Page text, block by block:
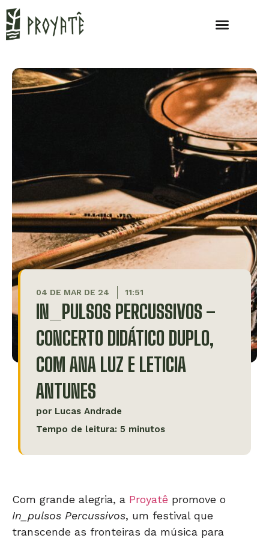
04 DE MAR DE 24 11:51
IN_PULSOS PERCUSSIVOS –
CONCERTO DIDÁTICO DUPLO,
COM ANA LUZ E LETICIA
ANTUNES
por Lucas Andrade
Tempo de leitura: 5 minutos
Com grande alegria, a Proyatê promove o
In_pulsos Percussivos, um festival que
transcende as fronteiras da música para